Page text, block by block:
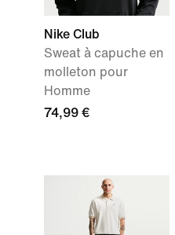
Nike Club
Sweat à capuche en
molleton pour
Homme
74,99 €